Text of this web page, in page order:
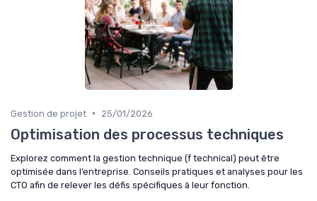
Gestion de projet • 25/01/2026
Optimisation des processus techniques
Explorez comment la gestion technique (f technical) peut être
optimisée dans l’entreprise. Conseils pratiques et analyses pour les
CTO afin de relever les défis spécifiques à leur fonction.